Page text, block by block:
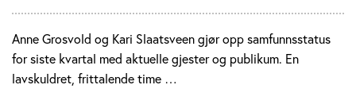
Anne Grosvold og Kari Slaatsveen gjør opp samfunnsstatus
for siste kvartal med aktuelle gjester og publikum. En
lavskuldret, frittalende time …